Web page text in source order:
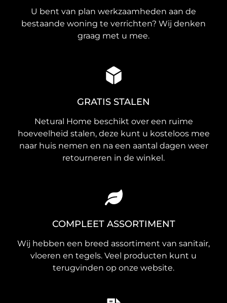
U bent van plan werkzaamheden aan de
bestaande woning te verrichten? Wij denken
graag met u mee.
GRATIS STALEN
Netural Home beschikt over een ruime
hoeveelheid stalen, deze kunt u kosteloos mee
naar huis nemen en na een aantal dagen weer
retourneren in de winkel.
COMPLEET ASSORTIMENT
Wij hebben een breed assortiment van sanitair,
vloeren en tegels. Veel producten kunt u
terugvinden op onze website.